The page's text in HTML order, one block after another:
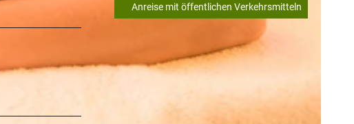
Anreise mit öffentlichen Verkehrsmitteln